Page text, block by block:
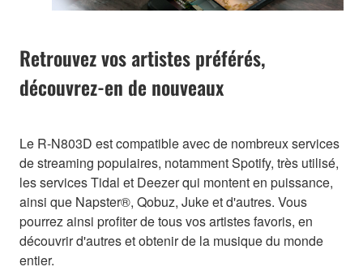
Retrouvez vos artistes préférés,
découvrez-en de nouveaux
Le R-N803D est compatible avec de nombreux services
de streaming populaires, notamment Spotify, très utilisé,
les services Tidal et Deezer qui montent en puissance,
ainsi que Napster®, Qobuz, Juke et d'autres. Vous
pourrez ainsi profiter de tous vos artistes favoris, en
découvrir d'autres et obtenir de la musique du monde
entier.